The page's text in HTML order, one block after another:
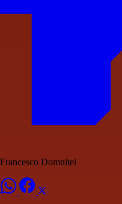
Francesco Domnitei